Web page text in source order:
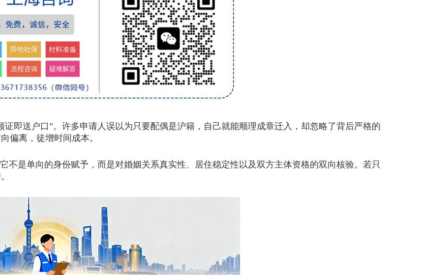
证即送户口”。许多申请人误以为只要配偶是沪籍，自己就能顺理成章迁入，却忽略了背后严格的
偏离，徒增时间成本。
是单向的身份赋予，而是对婚姻关系真实性、居住稳定性以及双方主体资格的双向核验。若只